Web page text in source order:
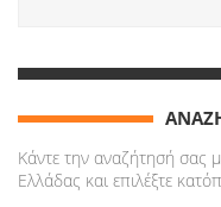
Κάντε την αναζήτησή σας
Ελλάδας και επιλέξτε